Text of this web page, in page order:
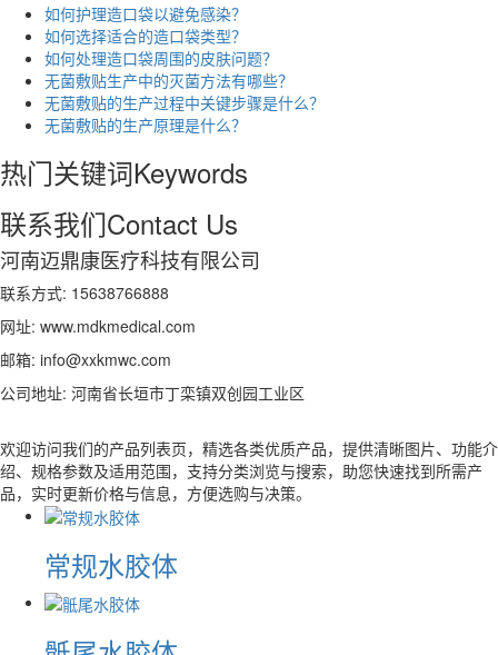
如何护理造口袋以避免感染？
如何选择适合的造口袋类型？
如何处理造口袋周围的皮肤问题？
无菌敷贴生产中的灭菌方法有哪些？
无菌敷贴的生产过程中关键步骤是什么？
无菌敷贴的生产原理是什么？
热门关键词Keywords
联系我们Contact Us
河南迈鼎康医疗科技有限公司
联系方式: 15638766888
网址: www.mdkmedical.com
邮箱: info@xxkmwc.com
公司地址: 河南省长垣市丁栾镇双创园工业区
欢迎访问我们的产品列表页，精选各类优质产品，提供清晰图片、功能介
绍、规格参数及适用范围，支持分类浏览与搜索，助您快速找到所需产
品，实时更新价格与信息，方便选购与决策。
常规水胶体